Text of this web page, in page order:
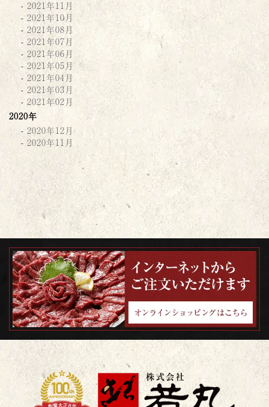
2021年11月
2021年10月
2021年08月
2021年07月
2021年06月
2021年05月
2021年04月
2021年03月
2021年02月
2020年
2020年12月
2020年11月